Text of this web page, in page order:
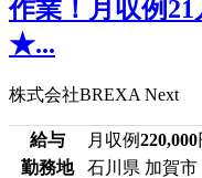
作業！月収例
★...
株式会社BREXA Next
給与 月収例220,000
勤務地
石川県 加賀市